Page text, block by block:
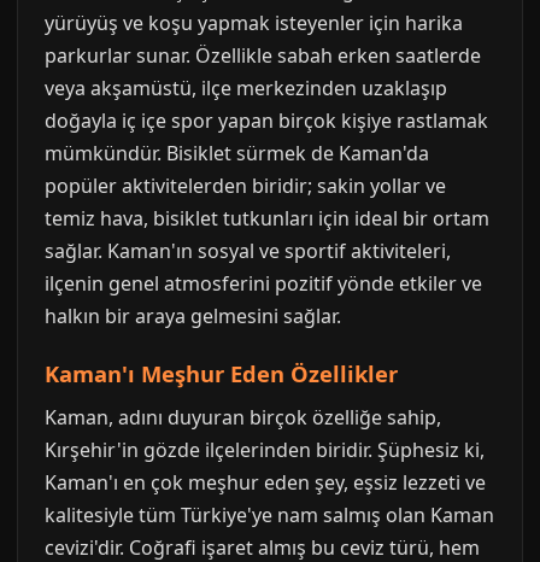
yürüyüş ve koşu yapmak isteyenler için harika
parkurlar sunar. Özellikle sabah erken saatlerde
veya akşamüstü, ilçe merkezinden uzaklaşıp
doğayla iç içe spor yapan birçok kişiye rastlamak
mümkündür. Bisiklet sürmek de Kaman'da
popüler aktivitelerden biridir; sakin yollar ve
temiz hava, bisiklet tutkunları için ideal bir ortam
sağlar. Kaman'ın sosyal ve sportif aktiviteleri,
ilçenin genel atmosferini pozitif yönde etkiler ve
halkın bir araya gelmesini sağlar.
Kaman'ı Meşhur Eden Özellikler
Kaman, adını duyuran birçok özelliğe sahip,
Kırşehir'in gözde ilçelerinden biridir. Şüphesiz ki,
Kaman'ı en çok meşhur eden şey, eşsiz lezzeti ve
kalitesiyle tüm Türkiye'ye nam salmış olan Kaman
cevizi'dir. Coğrafi işaret almış bu ceviz türü, hem